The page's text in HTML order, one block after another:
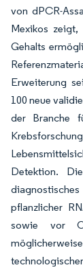
von dPCR-
Mexikos
Gehalts
Erweiterung
100 neue
der Branche
Detektion.
pflanzlicher
sowie vor